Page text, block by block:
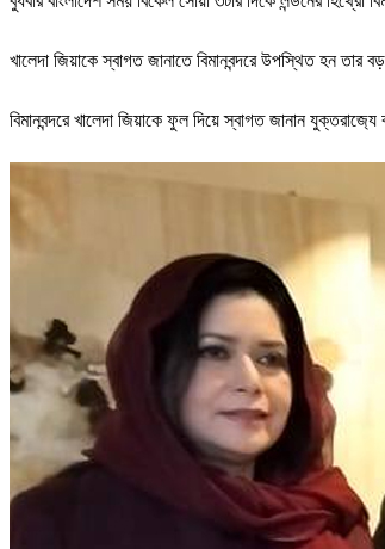
খালেদা জিয়াকে স্বাগত জানাতে বিমানবন্দরে উপস্থিত হন তার
বিমানবন্দরে খালেদা জিয়াকে ফুল দিয়ে স্বাগত জানান